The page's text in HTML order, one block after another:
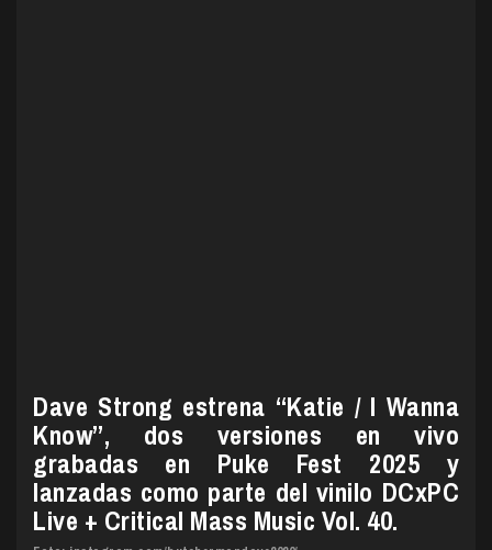
Dave Strong estrena “Katie / I Wanna
Know”, dos versiones en vivo
grabadas en Puke Fest 2025 y
lanzadas como parte del vinilo DCxPC
Live + Critical Mass Music Vol. 40.